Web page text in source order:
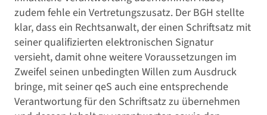
zudem fehle ein Vertretungszusatz. Der BGH stellte
klar, dass ein Rechtsanwalt, der einen Schriftsatz mit
seiner qualifizierten elektronischen Signatur
versieht, damit ohne weitere Voraussetzungen im
Zweifel seinen unbedingten Willen zum Ausdruck
bringe, mit seiner qeS auch eine entsprechende
Verantwortung für den Schriftsatz zu übernehmen